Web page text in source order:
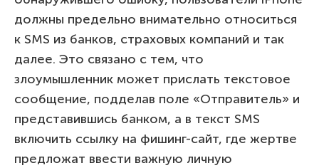
должны предельно внимательно относиться
к SMS из банков, страховых компаний и так
далее. Это связано с тем, что
злоумышленник может прислать текстовое
сообщение, подделав поле «Отправитель» и
представившись банком, а в текст SMS
включить ссылку на фишинг-сайт, где жертве
предложат ввести важную личную